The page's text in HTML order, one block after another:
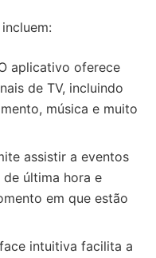
aplicativo oferece
de TV, incluindo
música e muito
assistir a eventos
última hora e
em que estão
intuitiva facilita a